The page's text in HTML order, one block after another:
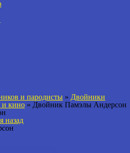
и пародисты » Двойники
и кино » Двойник Памэлы Андерсон
назад